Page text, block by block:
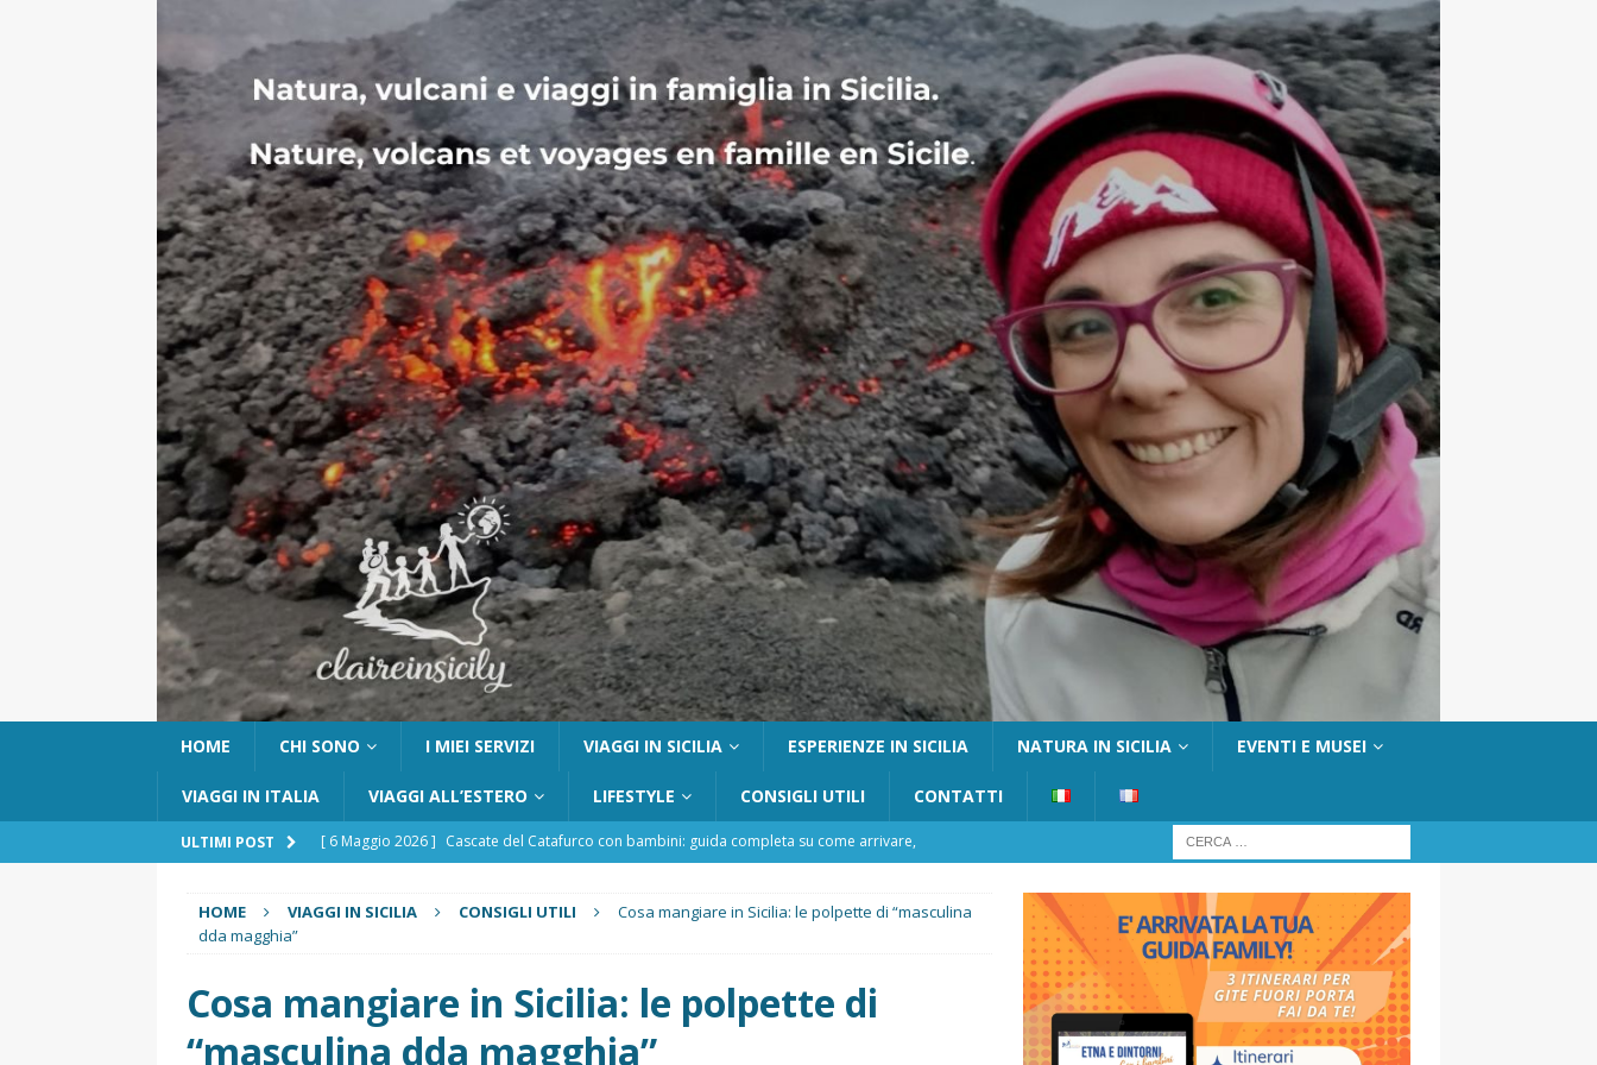
HOME CHI SONO I MIEI SERVIZI VIAGGI IN SICILIA ESPERIENZE IN SICILIA NATURA IN SICILIA EVENTI E MUSEI
VIAGGI IN ITALIA VIAGGI ALL’ESTERO LIFESTYLE CONSIGLI UTILI CONTATTI
ULTIMI POST [ 6 Maggio 2026 ] Cascate del Catafurco con bambini: guida completa su come arrivare,
[ 5 Marzo 2026 ]
Dove dormire a Pantelleria: dammusi vista mare e resort immersi nella natura
[ 17 Dicembre 2025 ]
Organizzare un viaggio in Sicilia con i bambini (senza stress)
HOME VIAGGI IN SICILIA CONSIGLI UTILI
Cosa mangiare in Sicilia: le polpette di “masculina
dda magghia”
Cosa mangiare in Sicilia: le polpette di
“masculina dda magghia”